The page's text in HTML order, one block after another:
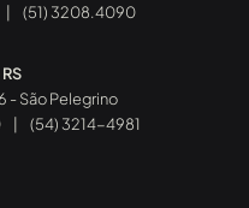
(51) 3208.4090
- São Pelegrino
(54) 3214-4981